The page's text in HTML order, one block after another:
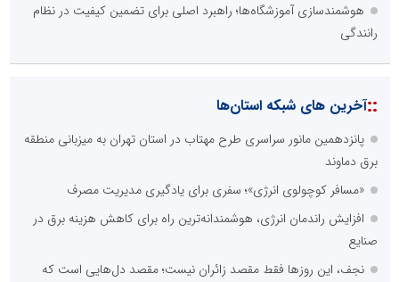
هوشمندسازی آموزشگاه‌ها؛ راهبرد اصلی برای تضمین کیفیت در نظام
رانندگی
::آخرین های شبکه استان‌ها
پانزدهمین مانور سراسری طرح مهتاب در استان تهران به میزبانی منطقه
برق دماوند
«مسافر کوچولوی انرژی»؛ سفری برای یادگیری مدیریت مصرف
افزایش راندمان انرژی، هوشمندانه‌ترین راه برای کاهش هزینه برق در
صنایع
نجف، این روزها فقط مقصد زائران نیست؛ مقصد دل‌هایی است که